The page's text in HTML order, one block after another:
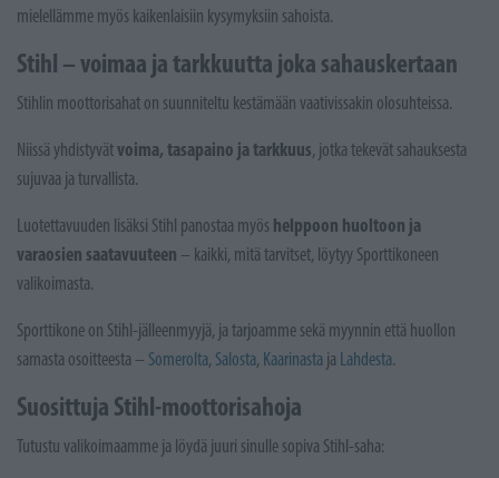
mielellämme myös kaikenlaisiin kysymyksiin sahoista.
Stihl – voimaa ja tarkkuutta joka sahauskertaan
Stihlin moottorisahat on suunniteltu kestämään vaativissakin olosuhteissa.
Niissä yhdistyvätvoima, tasapaino ja tarkkuus, jotka tekevät sahauksesta
sujuvaa ja turvallista.
Luotettavuuden lisäksi Stihl panostaa myös helppoon huoltoon ja
varaosien saatavuuteen – kaikki, mitä tarvitset, löytyy Sporttikoneen
valikoimasta.
Sporttikone on Stihl-jälleenmyyjä, ja tarjoamme sekä myynnin että huollon
samasta osoitteesta – Somerolta, Salosta, Kaarinasta ja Lahdesta.
Suosittuja Stihl-moottorisahoja
Tutustu valikoimaamme ja löydä juuri sinulle sopiva Stihl-saha: